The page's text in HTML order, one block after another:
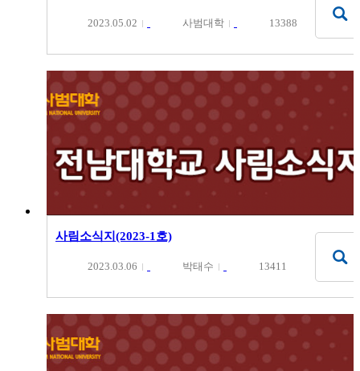
2023.05.02 사범대학 13388
사림소식지(2023-1호)
2023.03.06 박태수 13411